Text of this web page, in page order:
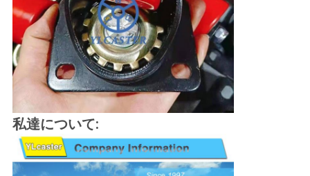
な
さ
い
地
図
私達について: